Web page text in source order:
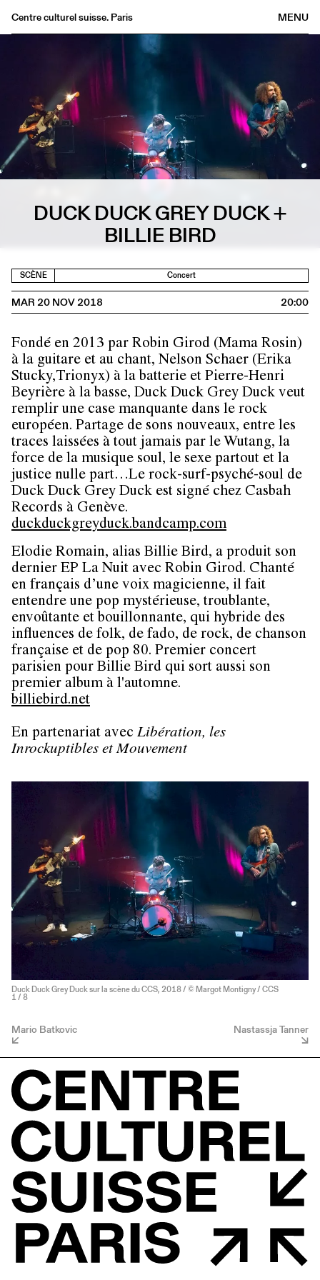
MENU
Centre culturel suisse. Paris
Archives
Médiathèque
Éditions
Informations
EN
DUCK DUCK GREY DUCK +
BILLIE BIRD
SCÈNE Concert
MAR 20 NOV 2018 20:00
Fondé en 2013 par Robin Girod (Mama Rosin)
à la guitare et au chant, Nelson Schaer (Erika
Stucky,Trionyx) à la batterie et Pierre-Henri
Beyrière à la basse, Duck Duck Grey Duck veut
remplir une case manquante dans le rock
européen. Partage de sons nouveaux, entre les
traces laissées à tout jamais par le Wutang, la
force de la musique soul, le sexe partout et la
justice nulle part…Le rock-surf-psyché-soul de
Duck Duck Grey Duck est signé chez Casbah
Records à Genève.
duckduckgreyduck.bandcamp.com
Elodie Romain, alias Billie Bird, a produit son
dernier EP La Nuit avec Robin Girod. Chanté
en français d’une voix magicienne, il fait
entendre une pop mystérieuse, troublante,
envoûtante et bouillonnante, qui hybride des
influences de folk, de fado, de rock, de chanson
française et de pop 80. Premier concert
parisien pour Billie Bird qui sort aussi son
premier album à l'automne.
billiebird.net
En partenariat avec Libération, les
Inrockuptibles et Mouvement
Duck Duck Grey Duck sur la scène du CCS, 2018 / © Margot Montigny / CCS
1 / 8
Mario Batkovic Nastassja Tanner